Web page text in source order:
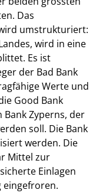
Das
umstrukturiert:
wird in eine
Es ist
der Bad Bank
Werte und
Good Bank
Zyperns, der
soll. Die Bank
werden. Die
Mittel zur
Einlagen
eingefroren.